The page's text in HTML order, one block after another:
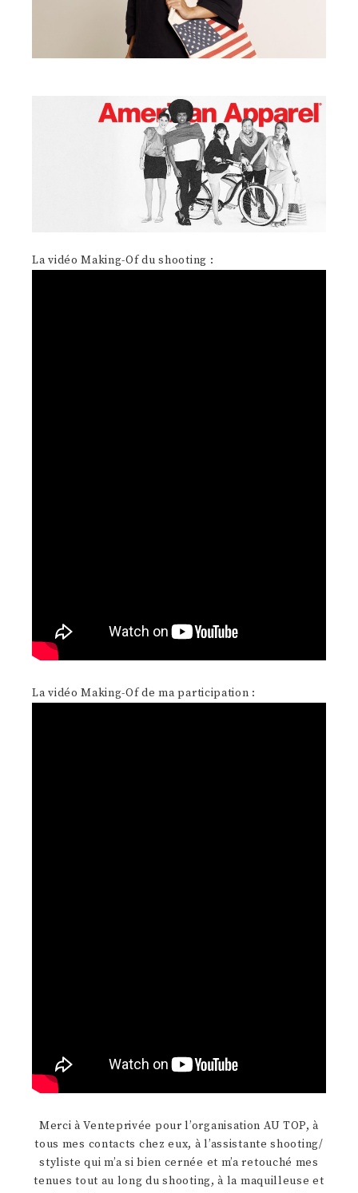
La vidéo Making-Of du shooting :
La vidéo Making-Of de ma participation :
Merci à Venteprivée pour l’organisation AU TOP, à
tous mes contacts chez eux, à l’assistante shooting/
styliste qui m’a si bien cernée et m’a retouché mes
tenues tout au long du shooting, à la maquilleuse et